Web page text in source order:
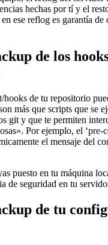
hechas por tí y el
ese reflog es garantía de
de los
hooks de tu repositorio
más que scripts que se
git y que te permiten
Por ejemplo, el ‘pre-
el mensaje del
puesto en tu máquina
de seguridad en tu
de tu